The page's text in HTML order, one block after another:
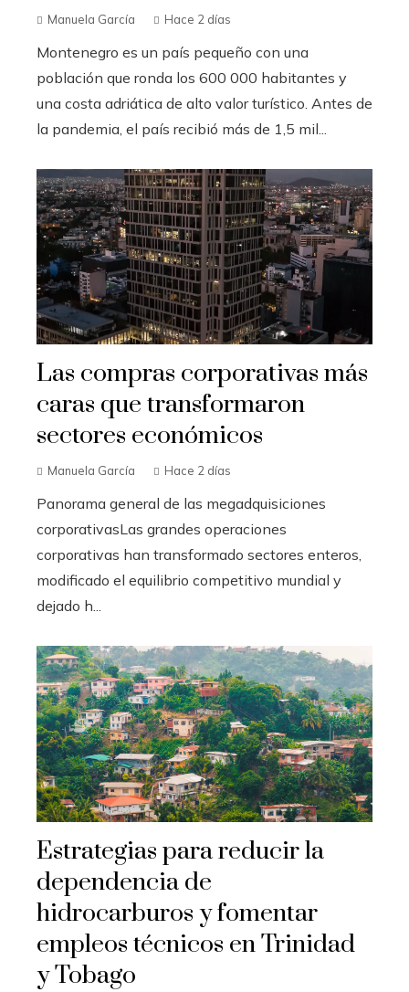
Manuela García Hace 2 días
Montenegro es un país pequeño con una
población que ronda los 600 000 habitantes y
una costa adriática de alto valor turístico. Antes de
la pandemia, el país recibió más de 1,5 mil...
Las compras corporativas más
caras que transformaron
sectores económicos
Manuela García Hace 2 días
Panorama general de las megadquisiciones
corporativasLas grandes operaciones
corporativas han transformado sectores enteros,
modificado el equilibrio competitivo mundial y
dejado h...
Estrategias para reducir la
dependencia de
hidrocarburos y fomentar
empleos técnicos en Trinidad
y Tobago